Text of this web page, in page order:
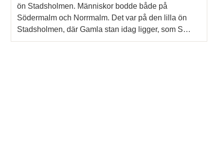
ön Stadsholmen. Människor bodde både på
Södermalm och Norrmalm. Det var på den lilla ön
Stadsholmen, där Gamla stan idag ligger, som S…